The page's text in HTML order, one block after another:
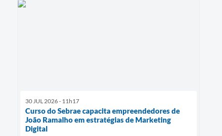
30 JUL 2026 - 11h17
Curso do Sebrae capacita empreendedores de
João Ramalho em estratégias de Marketing
Digital